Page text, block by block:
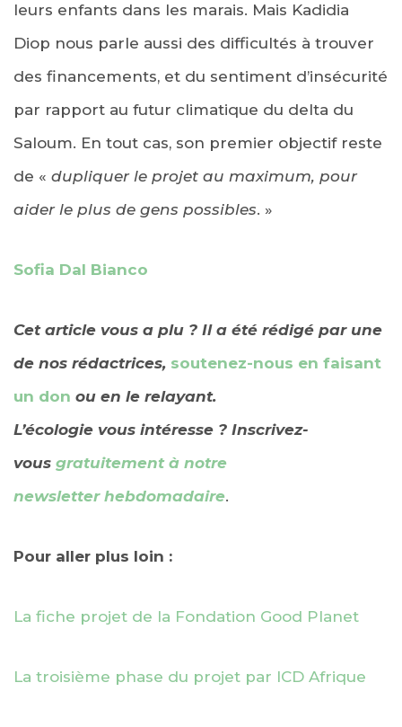
leurs enfants dans les marais. Mais Kadidia
Diop nous parle aussi des difficultés à trouver
des financements, et du sentiment d’insécurité
par rapport au futur climatique du delta du
Saloum. En tout cas, son premier objectif reste
de « dupliquer le projet au maximum, pour
aider le plus de gens possibles. »
Sofia Dal Bianco
Cet article vous a plu ? Il a été rédigé par une
de nos rédactrices, soutenez-nous en faisant
un don ou en le relayant.
L’écologie vous intéresse ? Inscrivez-
vous gratuitement à notre
newsletter hebdomadaire.
Pour aller plus loin :
La fiche projet de la Fondation Good Planet
La troisième phase du projet par ICD Afrique